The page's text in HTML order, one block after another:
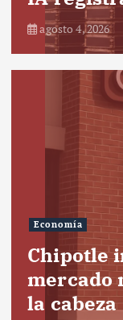
agosto 4, 2026
Economía
Chipotle
mercado
la cabeza